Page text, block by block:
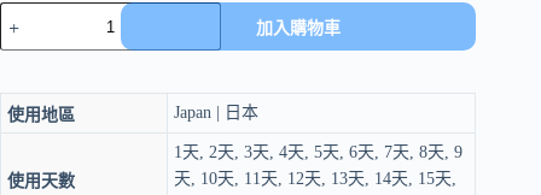
eSIM
日
網
1-
天
加入購物車
使用地區 Japan | 日本
使用天數
1天, 2天, 3天, 4天, 5天, 6天, 7天, 8天, 9
天, 10天, 11天, 12天, 13天, 14天, 15天,